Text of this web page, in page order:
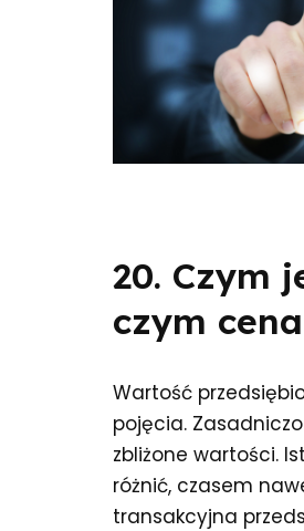
20. Czym
czym
Wartość
pojęcia.
zbliżone wartości.
różnić, czasem
transakcyjna